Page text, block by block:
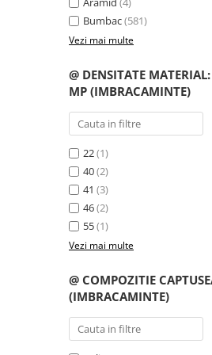
Cagule | Capisoane Ignifuge
Costume | Combinezoane Ignifuge
Mânecuțe Ignifuge
Pantaloni Ignifugi
Sorturi ignifuge
ÎNCĂLȚĂMINTE
Pantofi outdoor
Pantofi de lucru O1
Pantofi de lucru O2
Pantofi de protecție S1
Pantofi de protecție SB
Pantofi de protecție S2
Pantofi de protecție S3
Bumbac(581)
Vezi mai multe
@ DENSITATE
MP (IMBRACAMINTE)
22(1)
40(2)
41 (3)
46(2)
55(1)
Vezi mai multe
@ COMPOZITIE
(IMBRACAMINTE)